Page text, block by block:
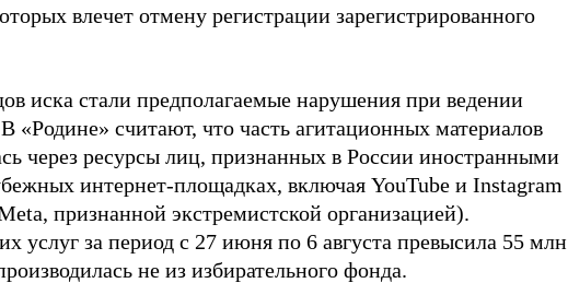
влечет отмену регистрации зарегистрированного
иска стали предполагаемые нарушения при ведении
«Родине» считают, что часть агитационных материалов
через ресурсы лиц, признанных в России иностранными
интернет-площадках, включая YouTube и Instagram
признанной экстремистской организацией).
услуг за период с 27 июня по 6 августа превысила 55 млн
не из избирательного фонда.